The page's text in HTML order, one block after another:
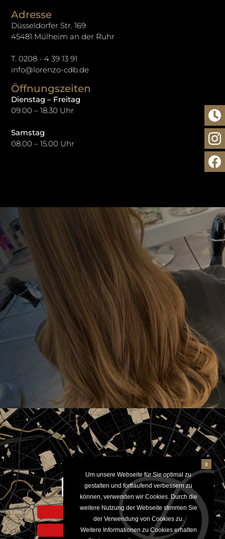
Adresse
Düsseldorfer Str. 169
45481 Mülheim an der Ruhr
T. 0208 - 4 39 13 91
info@lorenzo-cdb.de
Öffnungszeiten
Dienstag – Freitag
09.00 – 18.30 Uhr
Samstag
08.00 – 15.00 Uhr
Aktivieren um Google Maps
anzuzeigen
Hinweis zur Datennutzung
Datenschutzerklärung
Um unsere Webseite für Sie optimal zu
gestalten und fortlaufend verbessern zu
können, verwenden wir Cookies. Durch die
weitere Nutzung der Webseite stimmen Sie
der Verwendung von Cookies zu.
Weitere Informationen zu Cookies erhalten
x